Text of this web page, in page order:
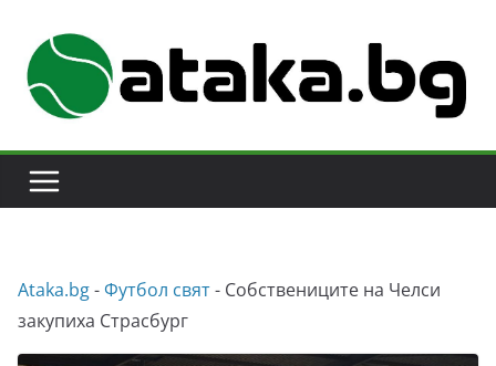
content
Аtaka.bg-Футбол свят- Собствениците на Челси
закупиха Страсбург